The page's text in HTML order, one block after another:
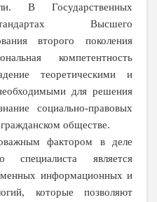
В Государственных
Высшего
второго поколения
компетентность
теоретическими и
для решения
социально-правовых
обществе.
фактором в деле
специалиста является
информационных и
которые позволяют